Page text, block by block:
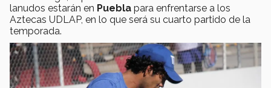
lanudos estarán en Puebla para enfrentarse a los
Aztecas UDLAP, en lo que será su cuarto partido de la
temporada.